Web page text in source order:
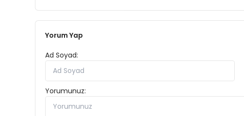
Yorum Yap
Ad Soyad:
Yorumunuz: